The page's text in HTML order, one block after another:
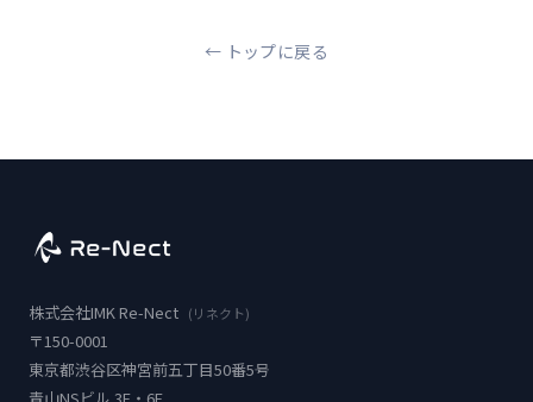
← トップに戻る
株式会社IMK Re-Nect (リネクト)
〒150-0001
東京都渋谷区神宮前五丁目50番5号